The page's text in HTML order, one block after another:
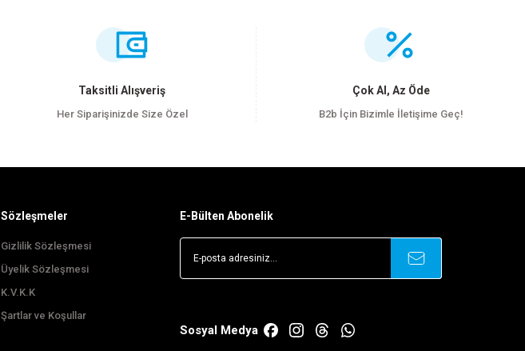
Taksitli Alışveriş
Her Siparişinizde Size Özel
Çok Al, Az Öde
B2b İçin Bizimle İletişime Geç!
Sözleşmeler
Gizlilik Sözleşmesi
Üyelik Sözleşmesi
K.V.K.K
Şartlar ve Koşullar
E-Bülten Abonelik
Sosyal Medya